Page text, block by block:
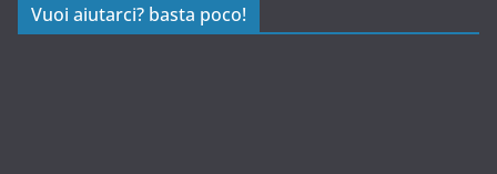
Vuoi aiutarci? basta poco!